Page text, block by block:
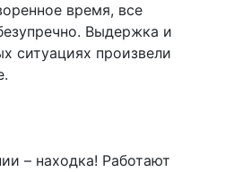
время, все
Выдержка и
ситуациях произвели
– находка! Работают